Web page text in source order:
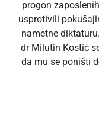
progon
usprotivili
nametne
dr Milutin Kostić
da mu se poništi